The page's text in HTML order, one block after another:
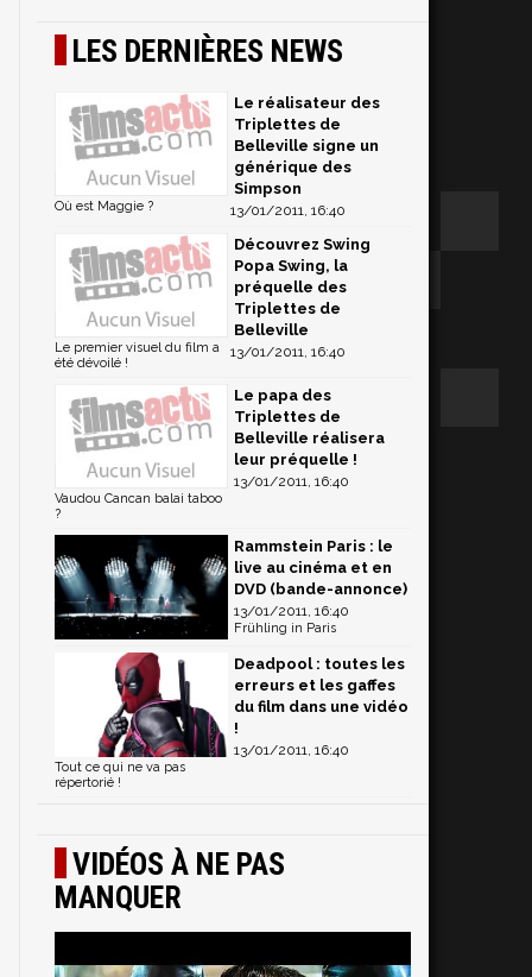
LES DERNIÈRES NEWS
Le réalisateur des
Triplettes de
Belleville signe un
générique des
Simpson
13/01/2011, 16:40
Où est Maggie ?
Découvrez Swing
Popa Swing, la
préquelle des
Triplettes de
Belleville
13/01/2011, 16:40
Le premier visuel du film a
été dévoilé !
Le papa des
Triplettes de
Belleville réalisera
leur préquelle !
13/01/2011, 16:40
Vaudou Cancan balai taboo
?
Rammstein Paris : le
live au cinéma et en
DVD (bande-annonce)
13/01/2011, 16:40
Frühling in Paris
Deadpool : toutes les
erreurs et les gaffes
du film dans une vidéo
!
13/01/2011, 16:40
Tout ce qui ne va pas
répertorié !
VIDÉOS À NE PAS
MANQUER